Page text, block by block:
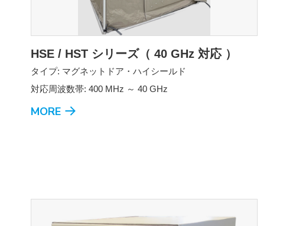
HSE / HST シリーズ（ 40 GHz 対応 ）
タイプ: マグネットドア・ハイシールド
対応周波数帯: 400 MHz ～ 40 GHz
MORE